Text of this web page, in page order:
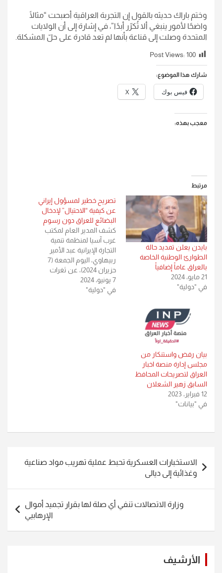
وختم باراك حديثه بالقول إن التجربة العراقية أصبحت “مثالًا
واضحًا لأمور ينبغي ألا تُكرّر أبدًا”، في إشارة إلى أن الولايات
المتحدة وصلت إلى قناعة بأنها لم تعد قادرة على حلّ المشكلة.
Post Views: 100
شارك هذا الموضوع:
فيس بوك X
معجب بهذه:
مرتبط
بايدن يعلن تمديد حالة
الطوارئ الوطنية الخاصة
بالعراق عاماً إضافياً
21 مايو، 2024
في "دولية"
تصريح خطير لمسؤول إيراني
عن كيفية “الاحتيال” لإدخال
البضائع للعراق دون رسوم
كشف المدير العام لمكتب
غرب آسيا لمنظمة تنمية
التجارة الإيرانية عبد الأمير
ربيهاوي، اليوم الجمعة (7
حزيران 2024)، عن ثغرات
بـ"قانون المنتج المحلي
العراقي" وعن كيفية
7 يونيو، 2024
في "دولية"
بيان رفض واستنكار من
مجلس إدارة منصة اخبار
العراق لتصريحات المحافظ
السابق زهير الشعلان
12 فبراير، 2023
في "بيانات"
المقالات
الاستخبارات العسكرية تحبط عملية تهريب مواد صناعية
وغذائية إلى ديالى
وزارة الاتصالات تنفي أي صلة لها بقرار تجميد أموال
الإرهابيي
الأرشيف